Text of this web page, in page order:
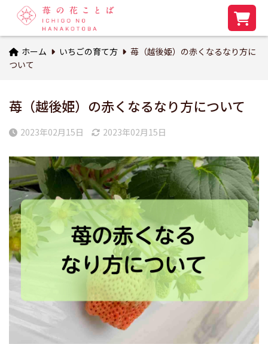
ホーム いちごの育て方
苺（越後姫）の赤くなるなり方に
ついて
苺（越後姫）の赤くなるなり方について
2023年02月15日 2023年02月15日